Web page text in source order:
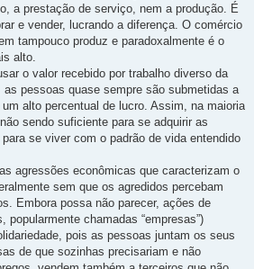
a prestação de serviço, nem a produção. É
e vender, lucrando a diferença. O comércio
tampouco produz e paradoxalmente é o
alto.
o valor recebido por trabalho diverso da
pessoas quase sempre são submetidas a
alto percentual de lucro. Assim, na maioria
sendo suficiente para se adquirir as
se viver com o padrão de vida entendido
agressões econômicas que caracterizam o
sem que os agredidos percebam
Embora possa não parecer, ações de
popularmente chamadas “empresas”)
pois as pessoas juntam os seus
de que sozinhas precisariam e não